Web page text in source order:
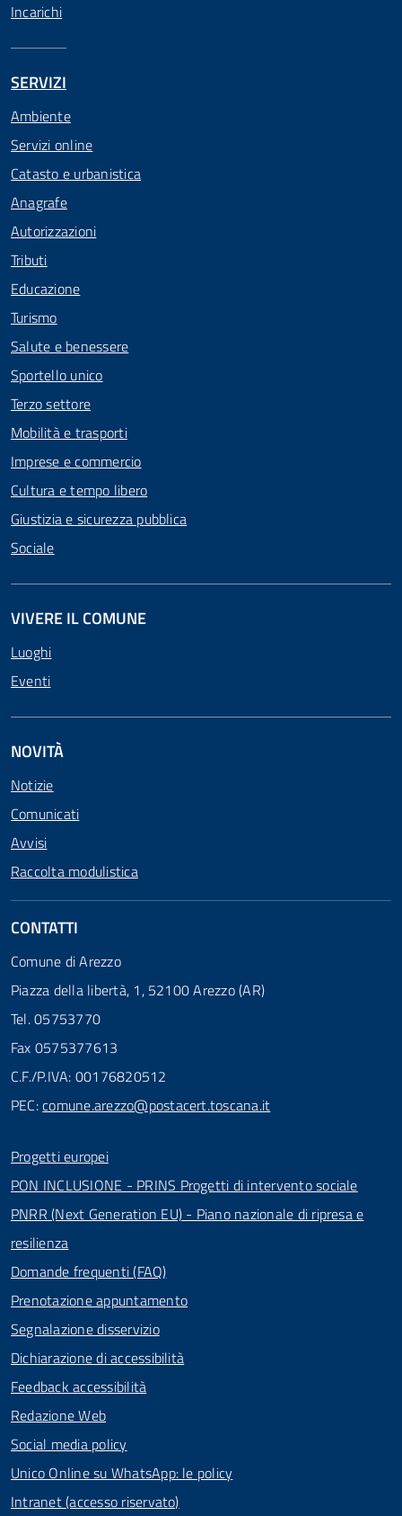
Incarichi
SERVIZI
Ambiente
Servizi online
Catasto e urbanistica
Anagrafe
Autorizzazioni
Tributi
Educazione
Turismo
Salute e benessere
Sportello unico
Terzo settore
Mobilità e trasporti
Imprese e commercio
Cultura e tempo libero
Giustizia e sicurezza pubblica
Sociale
VIVERE IL COMUNE
Luoghi
Eventi
NOVITÀ
Notizie
Comunicati
Avvisi
Raccolta modulistica
CONTATTI
Comune di Arezzo
Piazza della libertà, 1, 52100 Arezzo (AR)
Tel. 05753770
Fax 0575377613
C.F./P.IVA: 00176820512
PEC:comune.arezzo@postacert.toscana.it
Progetti europei
PON INCLUSIONE - PRINS Progetti di intervento sociale
PNRR (Next Generation EU) - Piano nazionale di ripresa e
resilienza
Domande frequenti (FAQ)
Prenotazione appuntamento
Segnalazione disservizio
Dichiarazione di accessibilità
Feedback accessibilità
Redazione Web
Social media policy
Unico Online su WhatsApp: le policy
Intranet (accesso riservato)